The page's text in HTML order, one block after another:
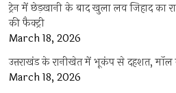
ट्रेन में छेड़खानी के बाद खुला लव जिहाद
की फैक्ट्री
March 18, 2026
उत्तराखंड के रानीखेत में भूकंप से दहशत,
March 18, 2026